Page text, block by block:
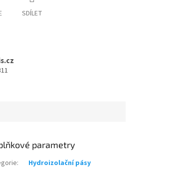
SDÍLET
parametry
:
Hydroizolační pásy